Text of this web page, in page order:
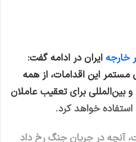
خارجه ایران در ادامه گفت:
مستمر این اقدامات، از همه
بین‌المللی برای تعقیب عاملان
استفاده خواهد کرد.
آنچه در جریان جنگ رخ داد